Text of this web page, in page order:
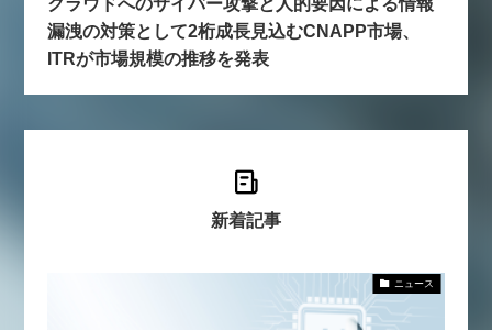
漏洩の対策として2桁成長見込むCNAPP市場、
ITRが市場規模の推移を発表
新着記事
ニュース